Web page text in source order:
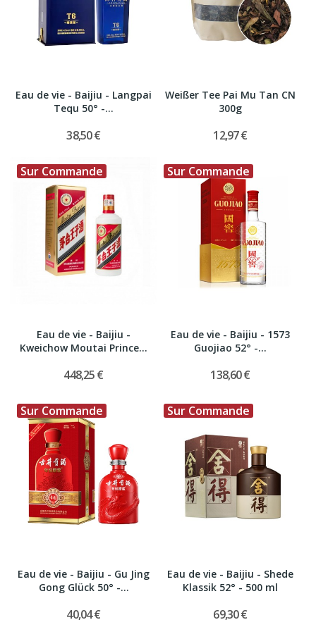
Eau de vie - Baijiu - Langpai
Tequ 50° -...
38,50 €
Weißer Tee Pai Mu Tan CN
300g
12,97 €
Sur Commande
Eau de vie - Baijiu -
Kweichow Moutai Prince...
448,25 €
Sur Commande
Eau de vie - Baijiu - 1573
Guojiao 52° -...
138,60 €
Sur Commande
Eau de vie - Baijiu - Gu Jing
Gong Glück 50° -...
40,04 €
Sur Commande
Eau de vie - Baijiu - Shede
Klassik 52° - 500 ml
69,30 €